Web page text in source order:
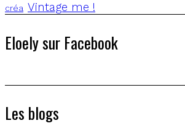
créa Vintage me !
Eloely sur Facebook
Les blogs